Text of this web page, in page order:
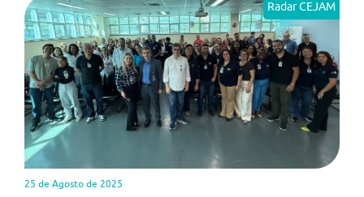
Radar CEJAM
25 de Agosto de 2025